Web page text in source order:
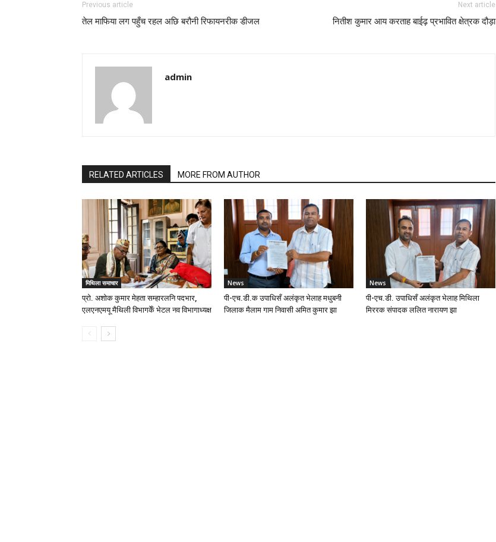
Previous article
तेल माफिया लग पहुँच रहल अछि बरौनी रिफायनरीक डीजल
Next article
नितीश कुमार आय करताह बाईढ़ प्रभावित क्षेत्रक दौड़ा
admin
RELATED ARTICLES MORE FROM AUTHOR
मिथिला समाचार
प्रो. अशोक कुमार मेहता सम्हारलनि पदभार,
एलएनएमयू मैथिली विभागकेँ भेटल नव विभागाध्यक्ष
News
पी-एच.डी.क उपाधिसँ अलंकृत भेलाह मधुबनी
जिलाक मैलाम गाम निवासी अमित कुमार झा
News
पी-एच.डी. उपाधिसँ अलंकृत भेलाह मिथिला
मिररक संपादक ललित नारायण झा